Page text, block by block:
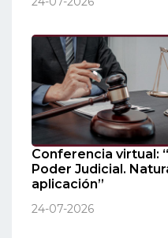
Conferencia virtual:
Poder Judicial.
aplicación”
24-07-2026